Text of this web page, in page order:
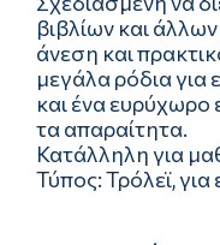
βιβλίων και
άνεση και
μεγάλα ρόδια
και ένα ευρύχωρο
τα απαραίτητα.
Κατάλληλη για
Τύπος: Τρόλεϊ,